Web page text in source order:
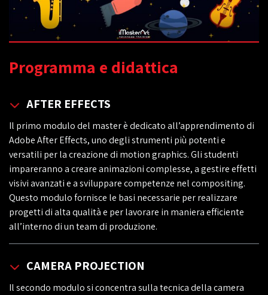
Programma e didattica
AFTER EFFECTS
Il primo modulo del master è dedicato all’apprendimento di
Adobe After Effects, uno degli strumenti più potenti e
versatili per la creazione di motion graphics. Gli studenti
impareranno a creare animazioni complesse, a gestire effetti
visivi avanzati e a sviluppare competenze nel compositing.
Questo modulo fornisce le basi necessarie per realizzare
progetti di alta qualità e per lavorare in maniera efficiente
all’interno di un team di produzione.
CAMERA PROJECTION
Il secondo modulo si concentra sulla tecnica della camera